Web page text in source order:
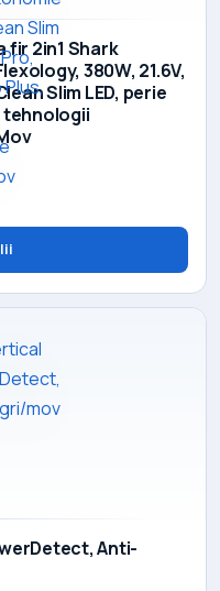
fir 2in1 Shark
380W, 21.6V,
Slim LED, perie
tehnologii
Anti-